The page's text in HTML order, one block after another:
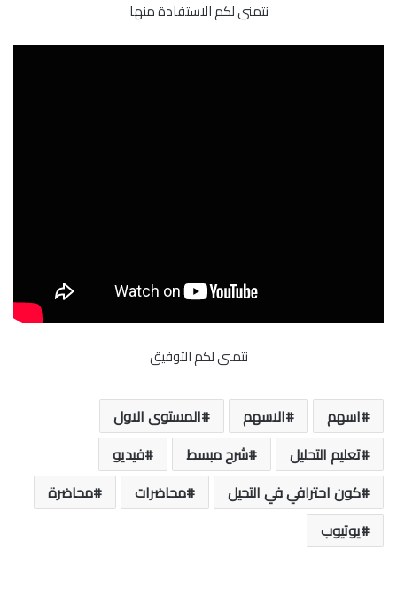
نتمنى لكم الاستفادة منها
نتمنى لكم التوفيق
اسهم الاسهم
المستوى الاول
تعليم التحليل
شرح مبسط
فيديو
كون احترافي في التحيل
محاضرات
محاضرة
يوتيوب